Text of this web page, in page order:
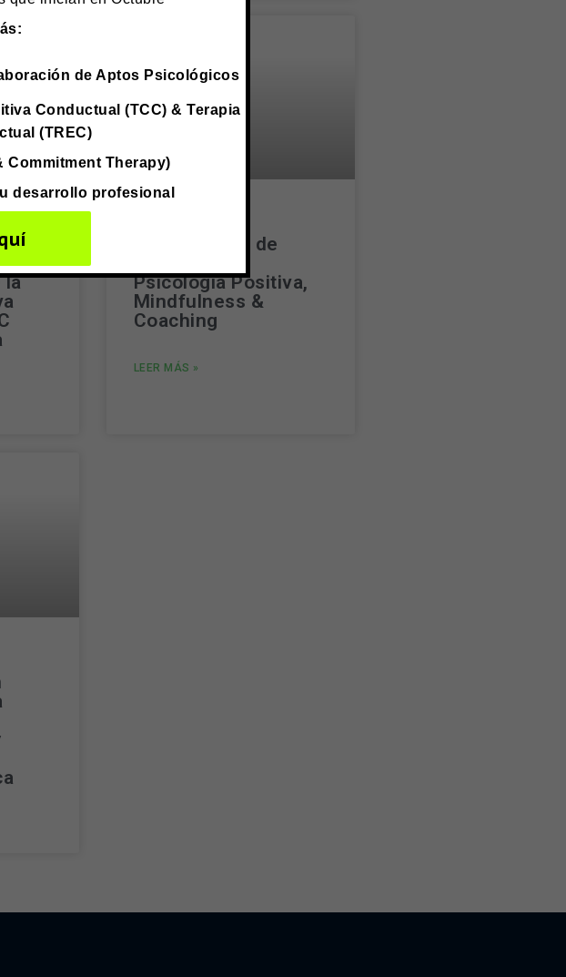
la
Certificación de
Psicología Positiva,
Mindfulness &
Coaching
LEER MÁS »
de Aptos Psicológicos
Conductual (TCC) & Terapia
(TREC)
Commitment Therapy)
desarrollo profesional